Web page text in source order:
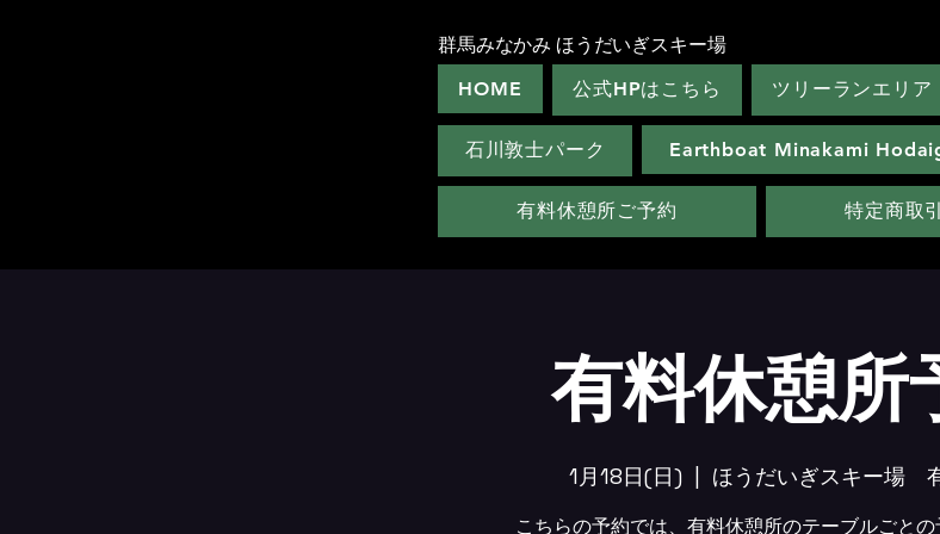
群馬みなかみ ほうだいぎスキー場
HOME 公式HPはこちら ツリーランエリア
石川敦士パーク Earthboat Minakami
有料休憩所ご予約 特定商取
有料休憩所
1月18日(日) ほうだいぎスキー場
こちらの予約では、有料休憩所のテーブルごとの